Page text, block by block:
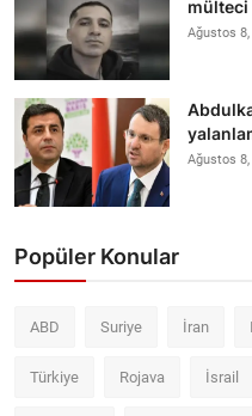
mülteci
Ağustos 8,
Ağustos 8,
Popüler Konular
ABD Suriye İran
Türkiye Rojava İsrail